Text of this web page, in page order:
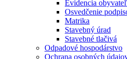
Evidencia
Osvedčenie
Matrika
Stavebný úrad
Stavebné tlačivá
Odpadové hospodárstvo
Ochrana osobných